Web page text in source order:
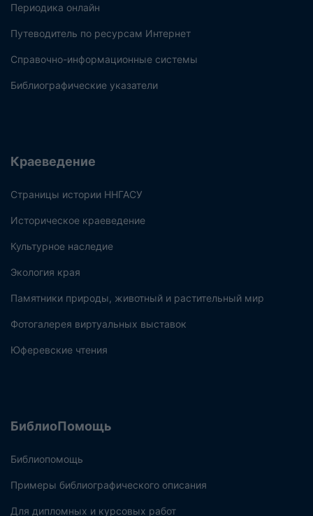
Периодика онлайн
Путеводитель по ресурсам Интернет
Справочно-информационные системы
Библиографические указатели
Краеведение
Страницы истории ННГАСУ
Историческое краеведение
Культурное наследие
Экология края
Памятники природы, животный и растительный мир
Фотогалерея виртуальных выставок
Юферевские чтения
БиблиоПомощь
Библиопомощь
Примеры библиографического описания
Для дипломных и курсовых работ